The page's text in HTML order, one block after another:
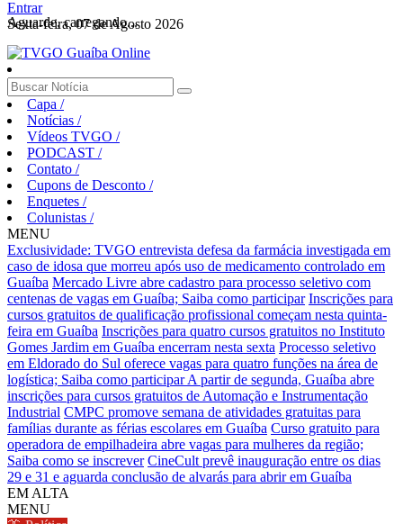
Aguarde, carregando...
Entrar
Sexta-feira, 07 de Agosto 2026
Capa /
Notícias /
Vídeos TVGO /
PODCAST /
Contato /
Cupons de Desconto /
Enquetes /
Colunistas /
MENU
Exclusividade: TVGO entrevista defesa da farmácia investigada em
caso de idosa que morreu após uso de medicamento controlado em
Guaíba Mercado Livre abre cadastro para processo seletivo com
centenas de vagas em Guaíba; Saiba como participar Inscrições para
cursos gratuitos de qualificação profissional começam nesta quinta-
feira em Guaíba Inscrições para quatro cursos gratuitos no Instituto
Gomes Jardim em Guaíba encerram nesta sexta Processo seletivo
em Eldorado do Sul oferece vagas para quatro funções na área de
logística; Saiba como participarA partir de segunda, Guaíba abre
inscrições para cursos gratuitos de Automação e Instrumentação
Industrial CMPC promove semana de atividades gratuitas para
famílias durante as férias escolares em Guaíba Curso gratuito para
operadora de empilhadeira abre vagas para mulheres da região;
Saiba como se inscrever CineCult prevê inauguração entre os dias
29 e 31 e aguarda conclusão de alvarás para abrir em Guaíba
EM ALTA
MENU